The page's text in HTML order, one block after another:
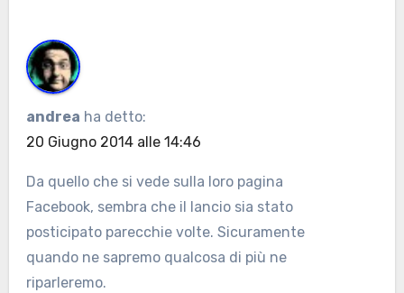
andrea ha detto:
20 Giugno 2014 alle 14:46
Da quello che si vede sulla loro pagina
Facebook, sembra che il lancio sia stato
posticipato parecchie volte. Sicuramente
quando ne sapremo qualcosa di più ne
riparleremo.